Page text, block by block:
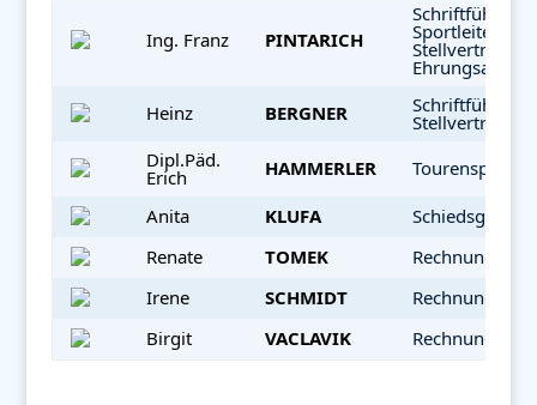
Ing. Franz PINTARICH
Schriftführer,
Sportleiter
Stellvertreter,
Heinz
BERGNER Schriftführer
Stellvertreter
Dipl.Päd.
Erich HAMMERLER
Anita
KLUFA
Schiedsgericht
Renate
TOMEK
Irene
SCHMIDT
Birgit
VACLAVIK